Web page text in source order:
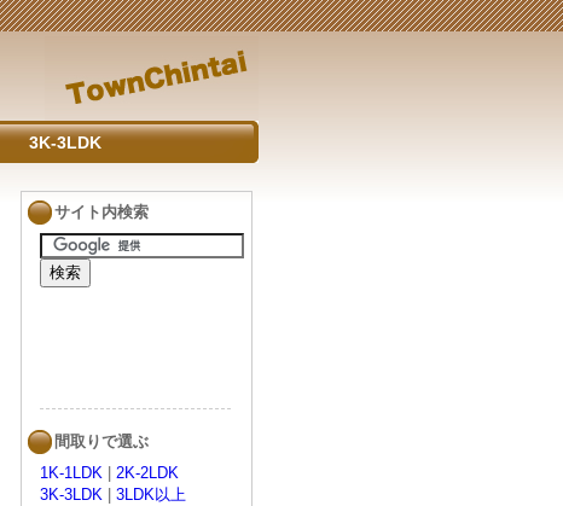
3K-3LDK
サイト内検索
間取りで選ぶ
1K-1LDK
2K-2LDK
3K-3LDK
3LDK以上